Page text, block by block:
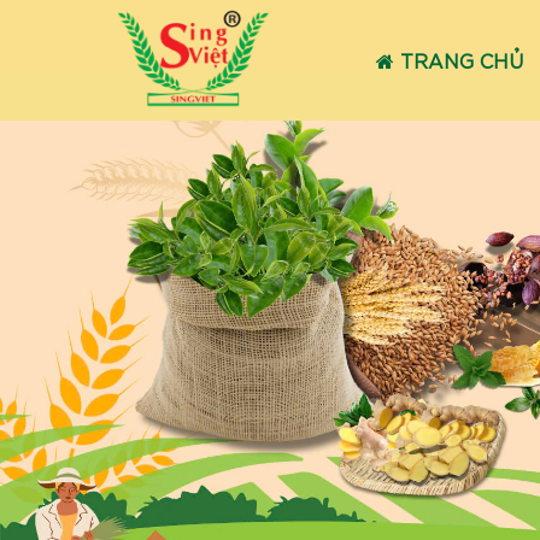
TRANG CHỦ